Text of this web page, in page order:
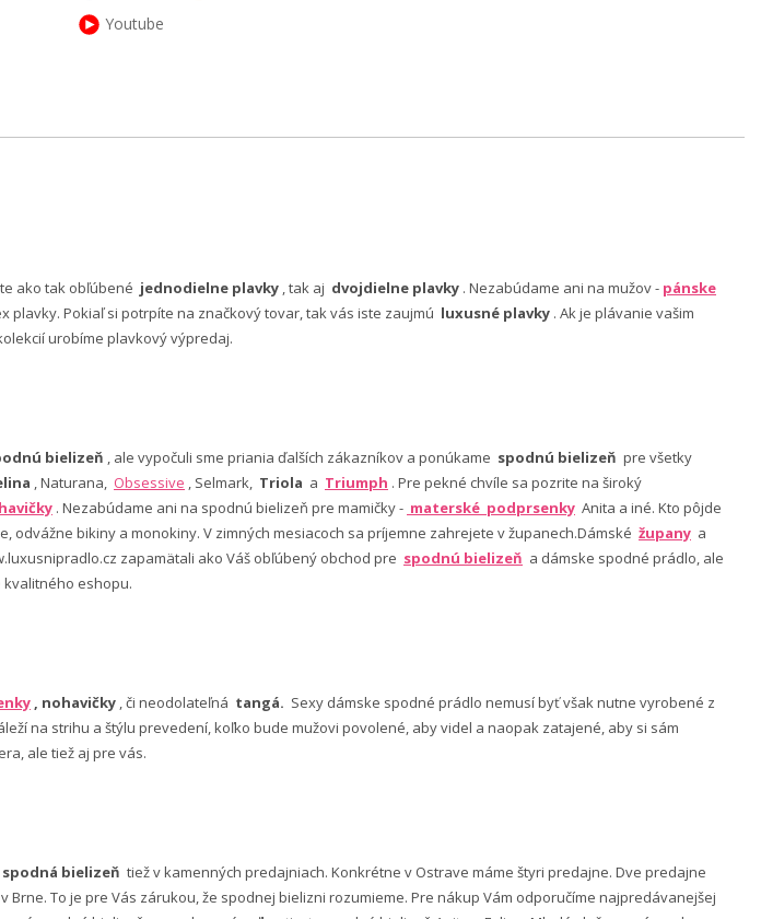
Youtube
ako tak obľúbené jednodielne plavky , tak aj dvojdielne plavky . Nezabúdame ani na mužov - pánske
plavky. Pokiaľ si potrpíte na značkový tovar, tak vás iste zaujmú luxusné plavky . Ak je plávanie vašim
urobíme plavkový výpredaj.
bielizeň , ale vypočuli sme priania ďalších zákazníkov a ponúkame spodnú bielizeň pre všetky
, Naturana, Obsessive , Selmark, Triola a Triumph . Pre pekné chvíle sa pozrite na široký
. Nezabúdame ani na spodnú bielizeň pre mamičky - materské podprsenky Anita a iné. Kto pôjde
odvážne bikiny a monokiny. V zimných mesiacoch sa príjemne zahrejete v županech.Dámské župany a
zapamätali ako Váš obľúbený obchod pre spodnú bielizeň a dámske spodné prádlo, ale
kvalitného eshopu.
, nohavičky , či neodolateľná tangá. Sexy dámske spodné prádlo nemusí byť však nutne vyrobené z
na strihu a štýlu prevedení, koľko bude mužovi povolené, aby videl a naopak zatajené, aby si sám
ale tiež aj pre vás.
spodná bielizeň tiež v kamenných predajniach. Konkrétne v Ostrave máme štyri predajne. Dve predajne
Brne. To je pre Vás zárukou, že spodnej bielizni rozumieme. Pre nákup Vám odporučíme najpredávanejšej